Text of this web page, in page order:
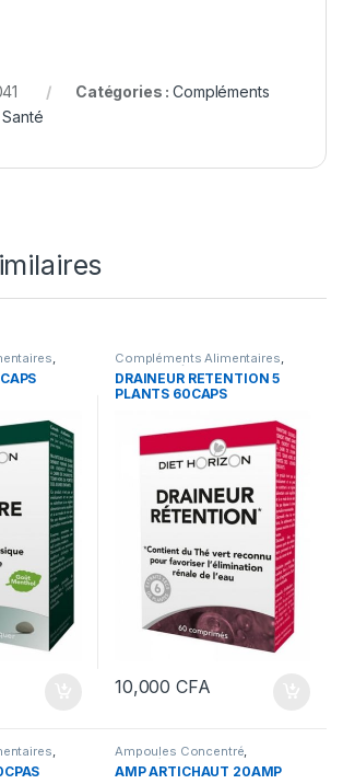
Catégories :Compléments
,Santé
, Compléments Alimentaires,
Minceur Brûleur de graisse
DRAINEUR RETENTION 5
PLANTS 60CAPS
10,000CFA
Ampoules Concentré
Compléments Alimentaires
Foie et Détox
AMP ARTICHAUT 20AMP